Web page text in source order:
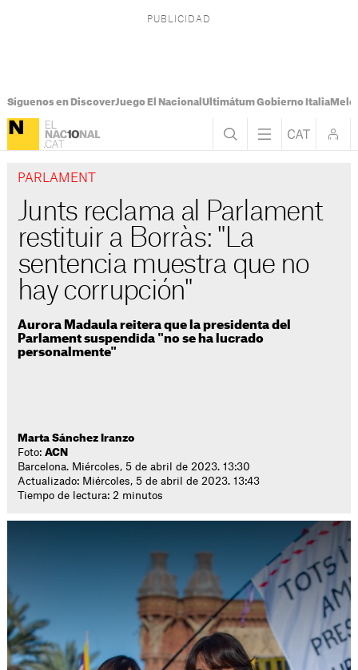
Síguenos en DiscoverJuego El Nacional Ultimátum Gobierno Italia
PARLAMENT
Junts reclama al Parlament
restituir a Borràs: "La
sentencia muestra que no
hay corrupción"
Aurora Madaula reitera que la presidenta del
Parlament suspendida "no se ha lucrado
personalmente"
Marta Sánchez Iranzo
Foto:ACN
Barcelona. Miércoles, 5 de abril de 2023. 13:30
Actualizado: Miércoles, 5 de abril de 2023. 13:43
Tiempo de lectura: 2 minutos